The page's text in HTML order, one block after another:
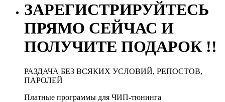
ЗАРЕГИСТРИРУЙТЕСЬ
ПРЯМО СЕЙЧАС И
ПОЛУЧИТЕ ПОДАРОК !!
РАЗДАЧА БЕЗ ВСЯКИХ УСЛОВИЙ, РЕПОСТОВ,
ПАРОЛЕЙ
Платные программы для ЧИП-тюнинга